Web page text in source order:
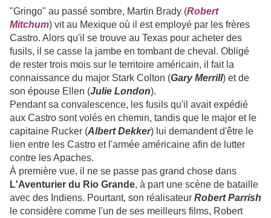
"Gringo" au passé sombre, Martin Brady (Robert
Mitchum) vit au Mexique où il est employé par les frères
Castro. Alors qu'il se trouve au Texas pour acheter des
fusils, il se casse la jambe en tombant de cheval. Obligé
de rester trois mois sur le territoire américain, il fait la
connaissance du major Stark Colton (Gary Merrill) et de
son épouse Ellen (Julie London).
Pendant sa convalescence, les fusils qu'il avait expédié
aux Castro sont volés en chemin, tandis que le major et le
capitaine Rucker (Albert Dekker) lui demandent d'être le
lien entre les Castro et l'armée américaine afin de lutter
contre les Apaches.
À première vue, il ne se passe pas grand chose dans
L'Aventurier du Rio Grande, à part une scène de bataille
avec des Indiens. Pourtant, son réalisateur Robert Parrish
le considère comme l'un de ses meilleurs films, Robert